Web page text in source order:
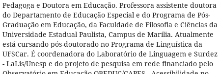
Pedagoga e Doutora em Educação. Professora assistente doutora
do Departamento de Educação Especial e do Programa de Pós-
Graduação em Educação, da Faculdade de Filosofia e Ciências da
Universidade Estadual Paulista, Campus de Marília. Atualmente
está cursando pós-doutorado no Programa de Linguística da
UFSCar. É coordenadora do Laboratório de Linguagem e Surdez
- LaLis/Unesp e do projeto de pesquisa em rede financiado pelo